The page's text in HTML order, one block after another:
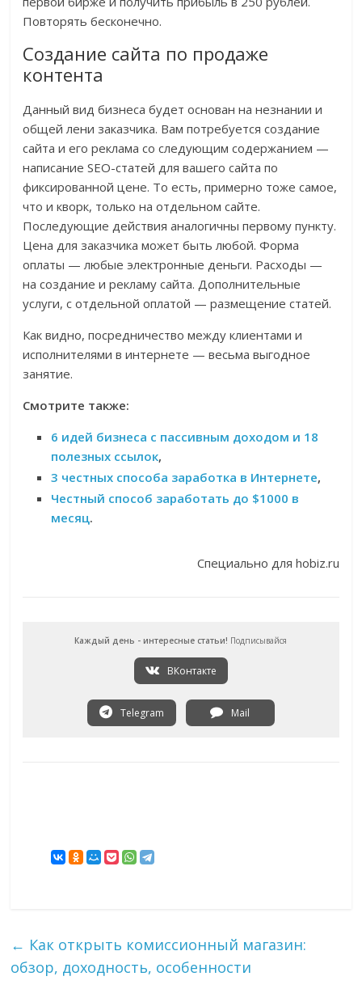
Повторять бесконечно.
Создание сайта по продаже
контента
Данный вид бизнеса будет основан на незнании и
общей лени заказчика. Вам потребуется создание
сайта и его реклама со следующим содержанием —
написание SEO-статей для вашего сайта по
фиксированной цене. То есть, примерно тоже самое,
что и кворк, только на отдельном сайте.
Последующие действия аналогичны первому пункту.
Цена для заказчика может быть любой. Форма
оплаты — любые электронные деньги. Расходы —
на создание и рекламу сайта. Дополнительные
услуги, с отдельной оплатой — размещение статей.
Как видно, посредничество между клиентами и
исполнителями в интернете — весьма выгодное
занятие.
Смотрите также:
6 идей бизнеса с пассивным доходом и 18
полезных ссылок,
3 честных способа заработка в Интернете,
Честный способ заработать до $1000 в
месяц.
Специально для hobiz.ru
Каждый день - интересные статьи! Подписывайся
ВКонтакте
Telegram Mail
← Как открыть комиссионный магазин:
обзор, доходность, особенности